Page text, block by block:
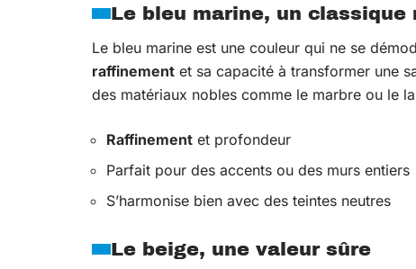
Le bleu marine, un classique
Le bleu marine est une couleur qui ne se
raffinement et sa capacité à transformer une
des matériaux nobles comme le marbre ou le
Raffinement et profondeur
Parfait pour des accents ou des murs entiers
S’harmonise bien avec des teintes neutres
Le beige, une valeur sûre